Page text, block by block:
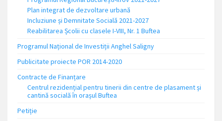
Plan integrat de dezvoltare urbană
Incluziune și Demnitate Socială 2021-2027
Reabilitarea Școlii cu clasele I-VIII, Nr. 1 Buftea
Programul Național de Investiții Anghel Saligny
Publicitate proiecte POR 2014-2020
Contracte de Finanțare
Centrul rezidențial pentru tinerii din centre de plasament și
cantină socială în orașul Buftea
Petiție